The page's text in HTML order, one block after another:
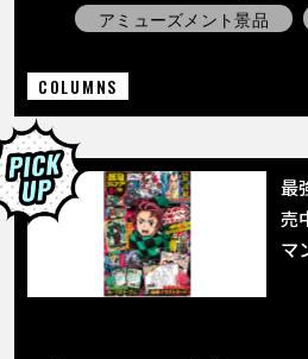
アミューズメント景品
COLUMNS
最
売
マ